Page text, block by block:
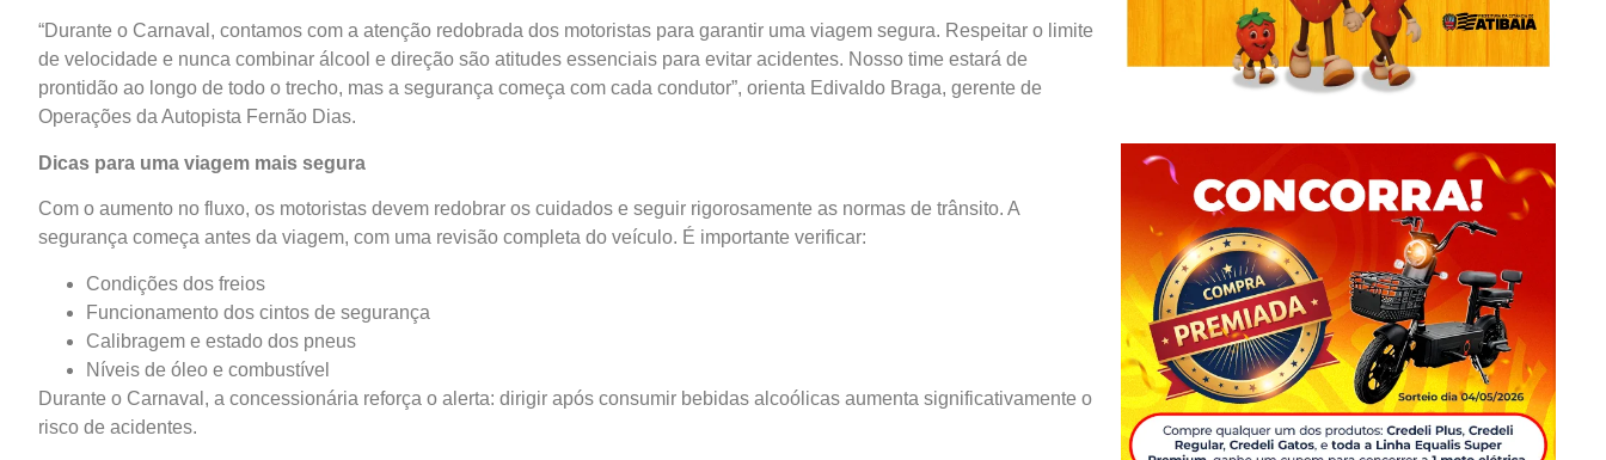
“Durante o Carnaval, contamos com a atenção redobrada dos motoristas para garantir uma viagem segura. Respeitar o limite
de velocidade e nunca combinar álcool e direção são atitudes essenciais para evitar acidentes. Nosso time estará de
prontidão ao longo de todo o trecho, mas a segurança começa com cada condutor”, orienta Edivaldo Braga, gerente de
Operações da Autopista Fernão Dias.
Dicas para uma viagem mais segura
Com o aumento no fluxo, os motoristas devem redobrar os cuidados e seguir rigorosamente as normas de trânsito. A
segurança começa antes da viagem, com uma revisão completa do veículo. É importante verificar:
Condições dos freios
Funcionamento dos cintos de segurança
Calibragem e estado dos pneus
Níveis de óleo e combustível
Durante o Carnaval, a concessionária reforça o alerta: dirigir após consumir bebidas alcoólicas aumenta significativamente o
risco de acidentes.